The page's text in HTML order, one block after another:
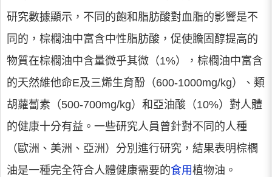
研究數據顯示，不同的飽和脂肪酸對血脂的影響是不
同的，棕櫚油中富含中性脂肪酸，促使膽固醇提高的
物質在棕櫚油中含量微乎其微（1%），棕櫚油中富含
的天然維他命E及三烯生育酚（600-1000mg/kg）、類
胡蘿蔔素（500-700mg/kg）和亞油酸（10%）對人體
的健康十分有益。一些研究人員曾針對不同的人種
（歐洲、美洲、亞洲）分別進行研究，結果表明棕櫚
油是一種完全符合人體健康需要的食用植物油。